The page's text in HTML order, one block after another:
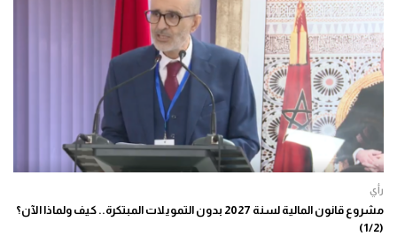
رأي
مشروع قانون المالية لسنة 2027 بدون التمويلات المبتكرة.. كيف ولماذا الآن؟
(1/2)